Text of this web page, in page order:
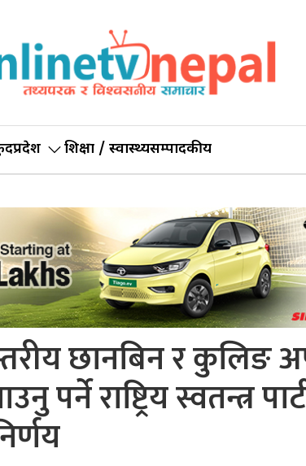
प्रदेश शिक्षा / स्वास्थ्यसम्पादकीय
छानबिन र कुलिङ
राष्ट्रिय स्वतन्त्र